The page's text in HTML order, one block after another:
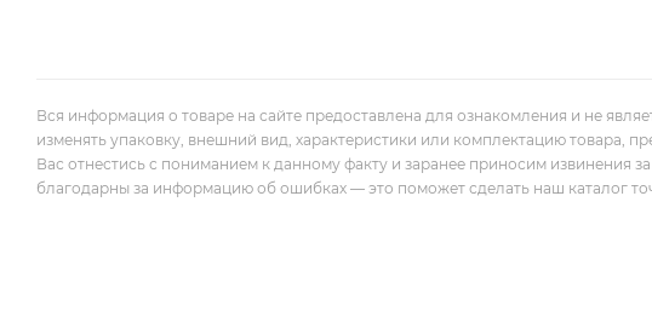
Вся информация о товаре на сайте предоставлена для ознакомления и не
изменять упаковку, внешний вид, характеристики или комплектацию товара,
Вас отнестись с пониманием к данному факту и заранее приносим извинения
благодарны за информацию об ошибках — это поможет сделать наш каталог